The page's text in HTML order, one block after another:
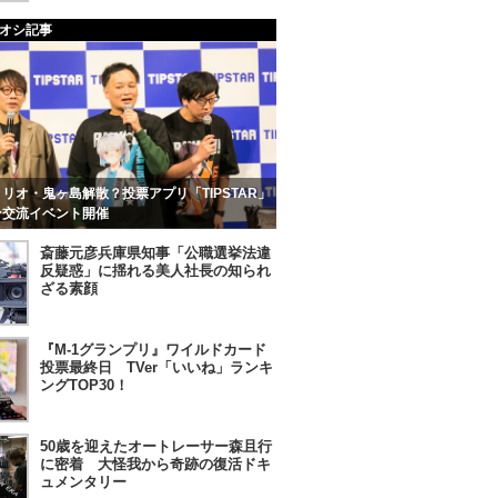
シ記事
オ・鬼ヶ島解散？投票アプリ「TIPSTAR」
流イベント開催
斎藤元彦兵庫県知事「公職選挙法違
反疑惑」に揺れる美人社長の知られ
ざる素顔
『M-1グランプリ』ワイルドカード
投票最終日 TVer「いいね」ランキ
ングTOP30！
50歳を迎えたオートレーサー森且行
に密着 大怪我から奇跡の復活ドキ
ュメンタリー